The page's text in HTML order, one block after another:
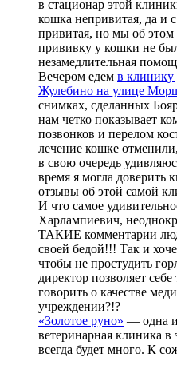
в стационар этой
кошка непривитая, да и
привитая, но мы об
прививку у кошки не
незамедлительная
Вечером едем в клинику
Жулебино на улице
снимках, сделанных
нам четко показывает
позвонков и перелом
лечение кошке
в свою очередь
время я могла доверить
отзывы об этой самой
И что самое
Харлампиевич,
ТАКИЕ комментарии
своей бедой!!! Так и
чтобы не простудить
директор позволяет
говорить о качестве
учреждении?!?
«Золотое руно» — одна
ветеринарная клиника
всегда будет много. К